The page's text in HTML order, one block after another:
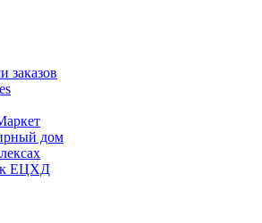
заказов
дом
к ЕЦХД